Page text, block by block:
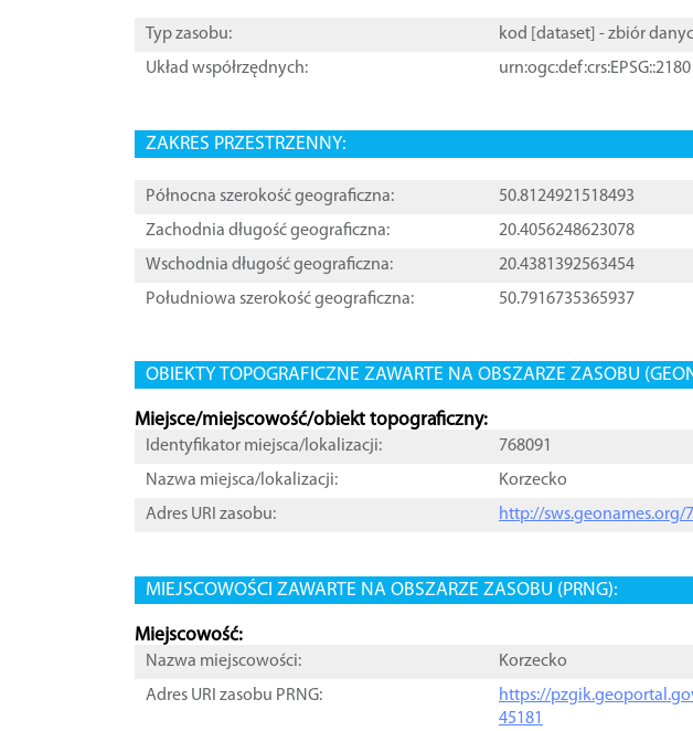
Typ zasobu: kod [ dataset ] - zbiór
Układ współrzędnych:
urn:ogc:def:crs:EPSG::2180
ZAKRES PRZESTRZENNY:
Północna szerokość geograficzna:
50.8124921518493
Zachodnia długość geograficzna:
20.4056248623078
Wschodnia długość geograficzna:
20.4381392563454
Południowa szerokość geograficzna:
50.7916735365937
OBIEKTY TOPOGRAFICZNE ZAWARTE NA OBSZARZE ZASOBU
Miejsce/miejscowość/obiekt topograficzny:
Identyfikator miejsca/lokalizacji:
768091
Nazwa miejsca/lokalizacji:
Korzecko
Adres URI zasobu:
http://sws.geonames.org/
MIEJSCOWOŚCI ZAWARTE NA OBSZARZE ZASOBU (PRNG):
Miejscowość:
Nazwa miejscowości:
Korzecko
Adres URI zasobu PRNG:
https://
45181